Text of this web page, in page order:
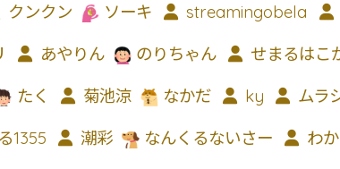
クンクン ソーキ streamingobela
あやりん のりちゃん せまるはこ
たく 菊池涼 なかだ ky ムラ
1355 潮彩 なんくるないさー わ